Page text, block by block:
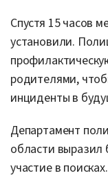
Спустя 15 часов
установили.
родителями,
инциденты в
Департамент
области выразил
участие в поисках.